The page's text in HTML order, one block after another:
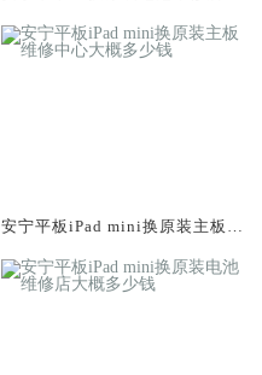
安宁平板iPad mini换原装主板维